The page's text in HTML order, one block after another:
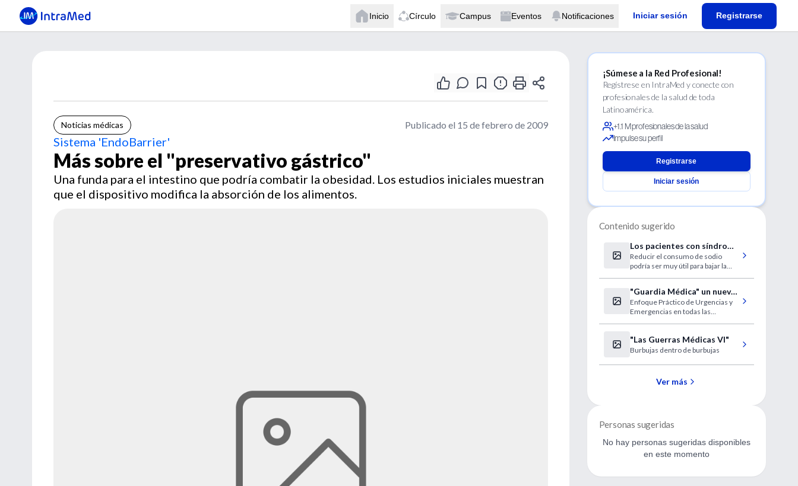
Inicio Círculo Campus Eventos Notificaciones Iniciar sesión Registrarse
Noticias médicas Publicado el 15 de febrero de 2009
Sistema 'EndoBarrier'
Más sobre el "preservativo gástrico"
Una funda para el intestino que podría combatir la obesidad. Los estudios iniciales muestran
que el dispositivo modifica la absorción de los alimentos.
¡Súmese a la Red Profesional!
Regístrese en IntraMed y conecte con
profesionales de la salud de toda
Latinoamérica.
+1.1 M profesionales de la salud
Impulse su perfil
Registrarse
Iniciar sesión
Contenido sugerido
Los pacientes con síndrome
metabólico, más sensibles a
la sal
Reducir el consumo de sodio
podría ser muy útil para bajar la
"Guardia Médica" un nuevo
libro con enfoque práctico.
Enfoque Práctico de Urgencias y
Emergencias en todas las
"Las Guerras Médicas VI"
Burbujas dentro de burbujas
Ver más
Personas sugeridas
No hay personas sugeridas disponibles
en este momento